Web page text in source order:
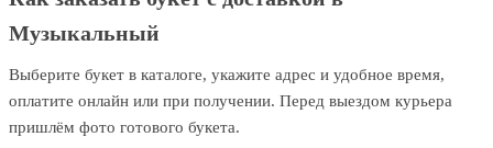
Музыкальный
Выберите букет в каталоге, укажите адрес и удобное время,
оплатите онлайн или при получении. Перед выездом курьера
пришлём фото готового букета.